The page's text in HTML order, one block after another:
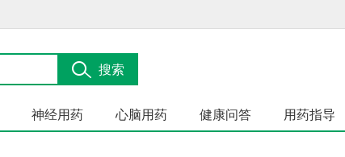
搜索
神经用药 心脑用药 健康问答 用药指导